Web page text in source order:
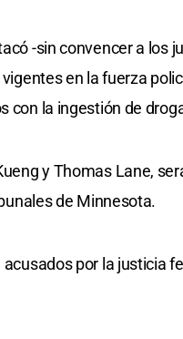
-sin convencer a los
en la fuerza
con la ingestión de
y Thomas Lane,
de Minnesota.
por la justicia